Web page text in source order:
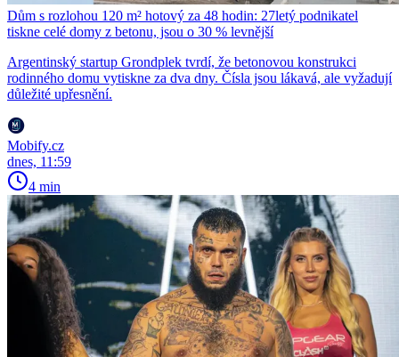
Dům s rozlohou 120 m² hotový za 48 hodin: 27letý podnikatel
tiskne celé domy z betonu, jsou o 30 % levnější
Argentinský startup Grondplek tvrdí, že betonovou konstrukci
rodinného domu vytiskne za dva dny. Čísla jsou lákavá, ale vyžadují
důležité upřesnění.
Mobify.cz
dnes, 11:59
4 min